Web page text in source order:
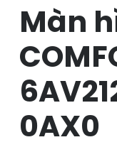
Màn
0AX0